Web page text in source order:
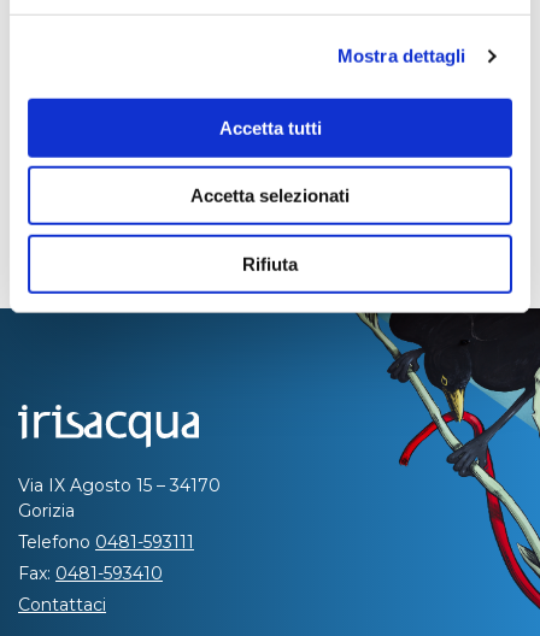
Mostra dettagli
Accetta tutti
Accetta selezionati
Rifiuta
Pagina aggiornata il 04/08/2020
Via IX Agosto 15 – 34170
Gorizia
Telefono 0481-593111
Fax: 0481-593410
Contattaci